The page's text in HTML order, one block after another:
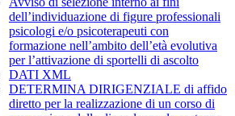
dell’individuazione di figure professionali
psicologi e/o psicoterapeuti con
formazione nell’ambito dell’età evolutiva
per l’attivazione di sportelli di ascolto
DATI XML
DETERMINA DIRIGENZIALE di affido
diretto per la realizzazione di un corso di